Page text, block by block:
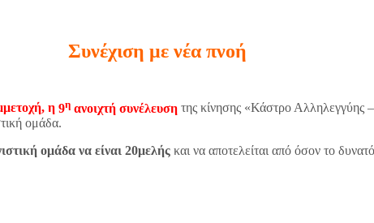
Συνέχιση με νέα πνοή
η 9η ανοιχτή συνέλευση της κίνησης «Κάστρο Αλληλεγγύης
ομάδα.
ομάδα να είναι 20μελής και να αποτελείται από όσον το